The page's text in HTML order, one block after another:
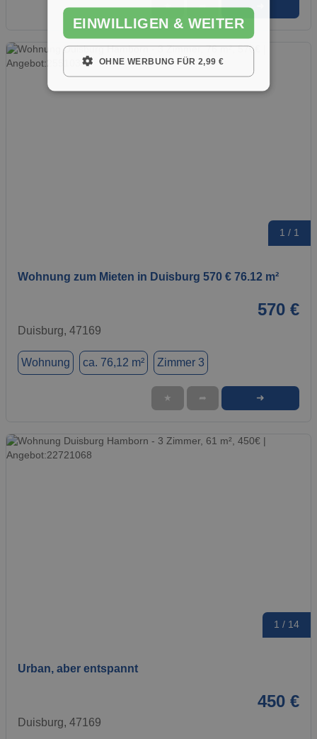
★ ➦
1 / 1
Wohnung zum Mieten in Duisburg 570 € 76.12 m²
570 €
Duisburg, 47169
Wohnung ca. 76,12 m² Zimmer 3
★ ➦ ➜
1 / 14
Urban, aber entspannt
450 €
Duisburg, 47169
EINWILLIGEN & WEITER
OHNE WERBUNG FÜR 2,99 €